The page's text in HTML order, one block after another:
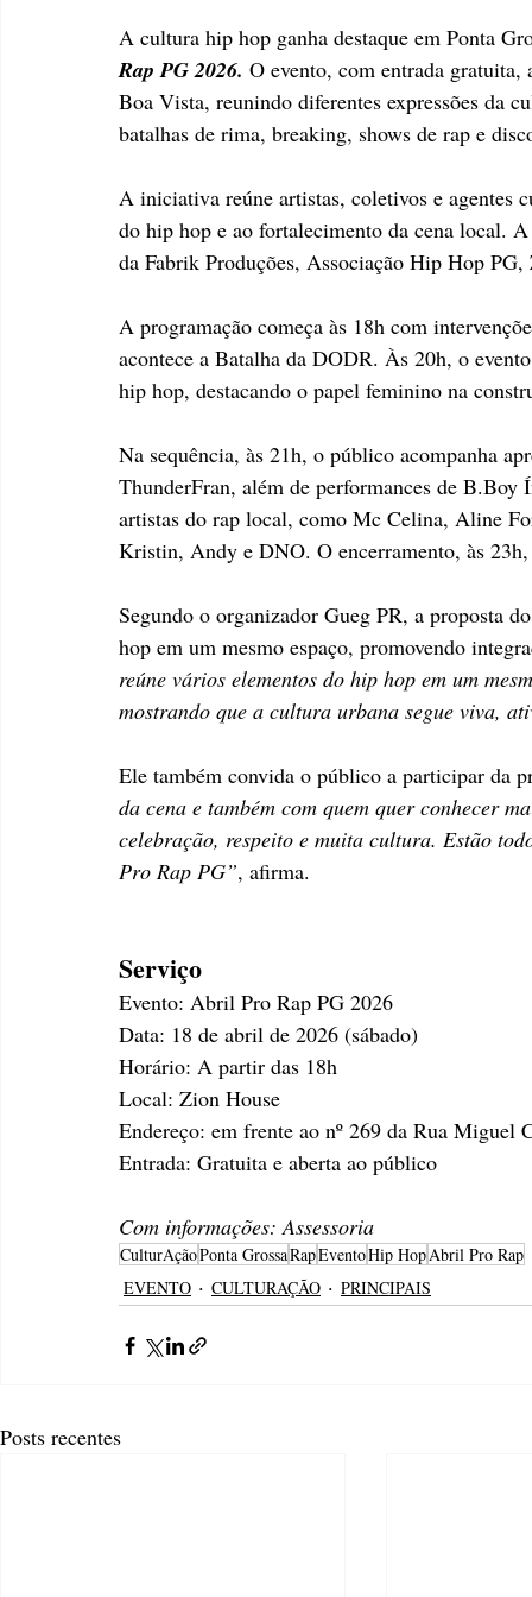
A cultura hip hop ganha destaque em Ponta
Rap PG 2026. O evento, com entrada
Boa Vista, reunindo diferentes expressões da
batalhas de rima, breaking, shows de rap e
A iniciativa reúne artistas, coletivos e agentes
do hip hop e ao fortalecimento da cena local.
da Fabrik Produções, Associação Hip Hop
A programação começa às 18h com
acontece a Batalha da DODR. Às 20h, o
hip hop, destacando o papel feminino na
Na sequência, às 21h, o público acompanha
ThunderFran, além de performances de
artistas do rap local, como Mc Celina, Aline
Kristin, Andy e DNO. O encerramento, às
Segundo o organizador Gueg PR, a proposta
hop em um mesmo espaço, promovendo
reúne vários elementos do hip hop em um
mostrando que a cultura urbana segue viva,
Ele também convida o público a participar da
da cena e também com quem quer conhecer
celebração, respeito e muita cultura. Estão
Pro Rap PG”, afirma.
Serviço
Evento: Abril Pro Rap PG 2026
Data: 18 de abril de 2026 (sábado)
Horário: A partir das 18h
Local: Zion House
Endereço: em frente ao nº 269 da Rua Miguel
Entrada: Gratuita e aberta ao público
Com informações: Assessoria
CulturAçãoPonta GrossaRapEventoHip HopAbril Pro Rap
EVENTO
CULTURAÇÃO PRINCIPAIS
Posts recentes